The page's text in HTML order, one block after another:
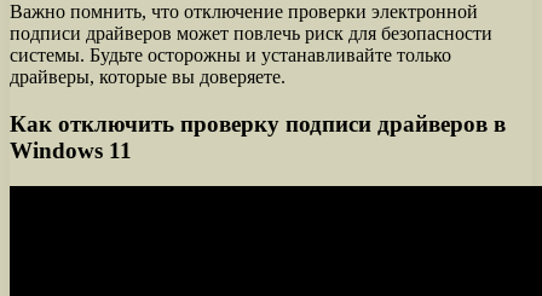
Важно помнить, что отключение проверки электронной
подписи драйверов может повлечь риск для безопасности
системы. Будьте осторожны и устанавливайте только
драйверы, которые вы доверяете.
Как отключить проверку подписи драйверов в
Windows 11